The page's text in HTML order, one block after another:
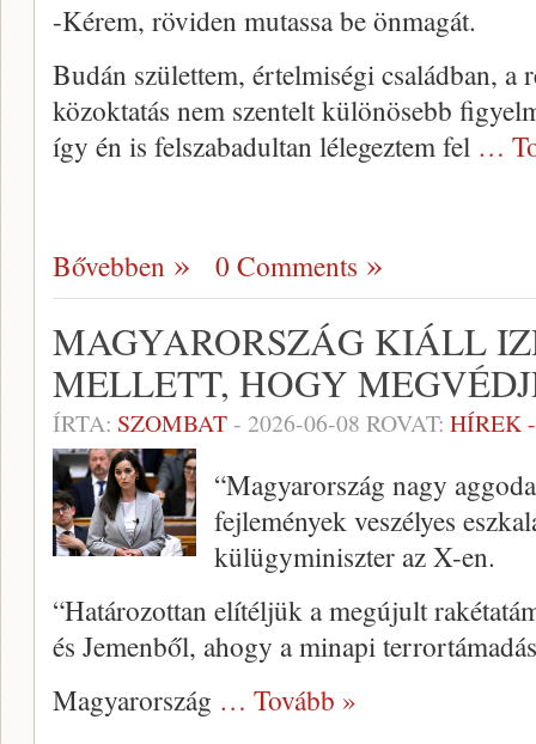
-Kérem, röviden mutassa be önmagát.
Budán születtem, értelmiségi családban,
közoktatás nem szentelt különösebb
így én is felszabadultan lélegeztem fel …
Bővebben 0 Comments
MAGYARORSZÁG KIÁLL
MELLETT, HOGY
ÍRTA: SZOMBAT- 2026-06-08 ROVAT: HÍREK
“Magyarország nagy
fejlemények veszélyes
külügyminiszter az X-en.
“Határozottan elítéljük a megújult
és Jemenből, ahogy a minapi
Magyarország … Tovább »